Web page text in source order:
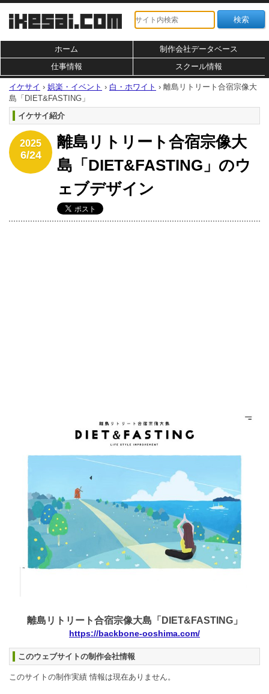
ホーム
制作会社データベース
仕事情報
スクール情報
イケサイ › 娯楽・イベント › 白・ホワイト › 離島リトリート合宿宗像大
島「DIET&FASTING」
イケサイ紹介
2025
6/24
離島リトリート合宿宗像大
島「DIET&FASTING」のウ
ェブデザイン
離島リトリート合宿宗像大島「DIET&FASTING」
https://backbone-ooshima.com/
このウェブサイトの制作会社情報
このサイトの制作実績 情報は現在ありません。